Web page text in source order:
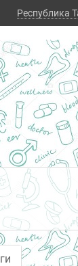
Республика